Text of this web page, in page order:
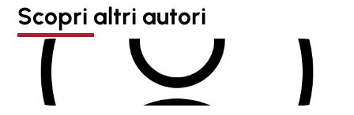
Scopri altri autori